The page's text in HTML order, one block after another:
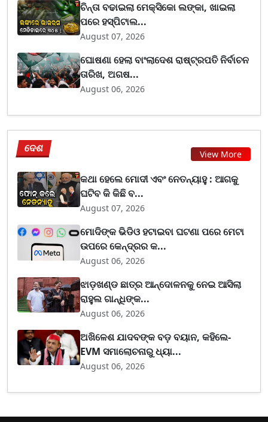
ଚିନ୍ତା ବଢାଇଲା ମେକ୍ସିକୋ ଲଙ୍କା, ଖାଇଲା
ପରେ ହସ୍ପିଟାଲ...
August 07, 2026
ଘୋଷଣା ହେଲା ବାଂଲାଦେଶ ରାଷ୍ଟ୍ରପତି ନିର୍ବାଚନ
ତାରିଖ, ଅଗଷ...
August 06, 2026
ଦେଶ View More
କଥା ହେଲେ ମୋଦୀ ଏବଂ ନେତନ୍ୟାହୁ : ଆଗକୁ
ଘଟିବ କି କିଛି ବ...
August 07, 2026
ମୋଦିଙ୍କ ଭିଡିଓ ହଟାଇବା ଘଟଣା ପରେ ମେଟା
ଉପରେ କେନ୍ଦ୍ରର କ...
August 06, 2026
ଝାଡ଼ଖଣ୍ଡ ଛାତ୍ର ଆନ୍ଦୋଳନକୁ ନେଇ ଆସିଲା
ରାହୁଲ ଗାନ୍ଧିଙ୍କ...
August 06, 2026
ଅଖିଳେଶ ଯାଦବଙ୍କ ବଡ଼ ବୟାନ, କହିଲେ-
EVM ସମାଲୋଚନାରୁ ଧ୍ୟା...
August 06, 2026